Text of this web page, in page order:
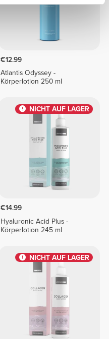
€12.99
Atlantis Odyssey -
Körperlotion 250 ml
NICHT AUF LAGER
€14.99
Hyaluronic Acid Plus -
Körperlotion 245 ml
NICHT AUF LAGER